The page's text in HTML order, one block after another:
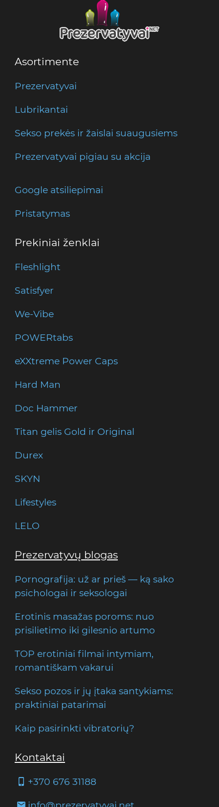
Asortimente
Prezervatyvai
Lubrikantai
Sekso prekės ir žaislai suaugusiems
Prezervatyvai pigiau su akcija
Google atsiliepimai
Pristatymas
Prekiniai ženklai
Fleshlight
Satisfyer
We-Vibe
POWERtabs
eXXtreme Power Caps
Hard Man
Doc Hammer
Titan gelis Gold ir Original
Durex
SKYN
Lifestyles
LELO
Prezervatyvų blogas
Pornografija: už ar prieš — ką sako
psichologai ir seksologai
Erotinis masažas poroms: nuo
prisilietimo iki gilesnio artumo
TOP erotiniai filmai intymiam,
romantiškam vakarui
Sekso pozos ir jų įtaka santykiams:
praktiniai patarimai
Kaip pasirinkti vibratorių?
Kontaktai
+370 676 31188